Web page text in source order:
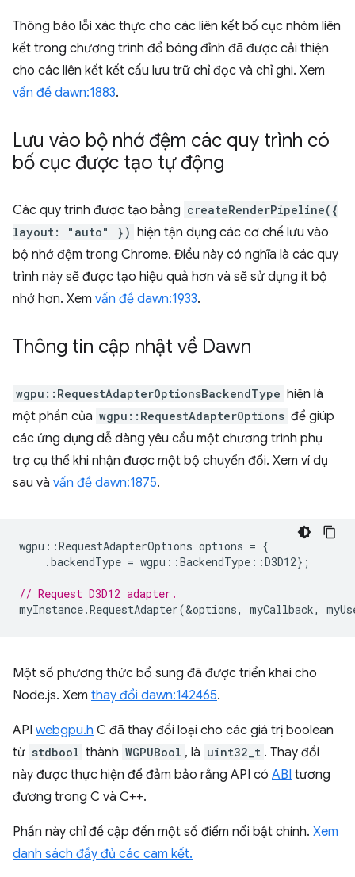
Thông báo lỗi xác thực cho các liên kết bố cục nhóm liên
kết trong chương trình đổ bóng đỉnh đã được cải thiện
cho các liên kết kết cấu lưu trữ chỉ đọc và chỉ ghi. Xem
vấn đề dawn:1883.
Lưu vào bộ nhớ đệm các quy trình có
bố cục được tạo tự động
Các quy trình được tạo bằng createRenderPipeline({
layout: "auto" }) hiện tận dụng các cơ chế lưu vào
bộ nhớ đệm trong Chrome. Điều này có nghĩa là các quy
trình này sẽ được tạo hiệu quả hơn và sẽ sử dụng ít bộ
nhớ hơn. Xem vấn đề dawn:1933.
Thông tin cập nhật về Dawn
wgpu::RequestAdapterOptionsBackendType hiện là
một phần của wgpu::RequestAdapterOptions để giúp
các ứng dụng dễ dàng yêu cầu một chương trình phụ
trợ cụ thể khi nhận được một bộ chuyển đổi. Xem ví dụ
sau và vấn đề dawn:1875.
wgpu ::RequestAdapterOptions options = {
.backendType = wgpu ::BackendType ::D3D12};
// Request D3D12 adapter.
myInstance.RequestAdapter(&options, myCallback,
Một số phương thức bổ sung đã được triển khai cho
Node.js. Xem thay đổi dawn:142465.
API webgpu.h C đã thay đổi loại cho các giá trị boolean
từ stdbool thành WGPUBool , là uint32_t . Thay đổi
này được thực hiện để đảm bảo rằng API có ABI tương
đương trong C và C++.
Phần này chỉ đề cập đến một số điểm nổi bật chính. Xem
danh sách đầy đủ các cam kết.